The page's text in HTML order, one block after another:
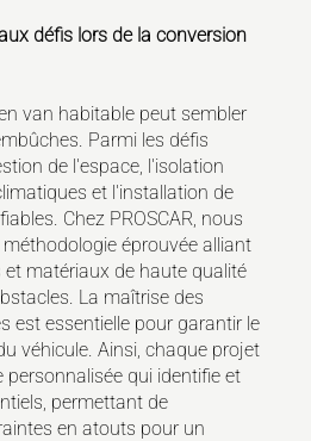
défis lors de la conversion
van habitable peut sembler
Parmi les défis
de l'espace, l'isolation
et l'installation de
Chez PROSCAR, nous
éprouvée alliant
matériaux de haute qualité
La maîtrise des
est essentielle pour garantir le
véhicule. Ainsi, chaque projet
qui identifie et
permettant de
en atouts pour un